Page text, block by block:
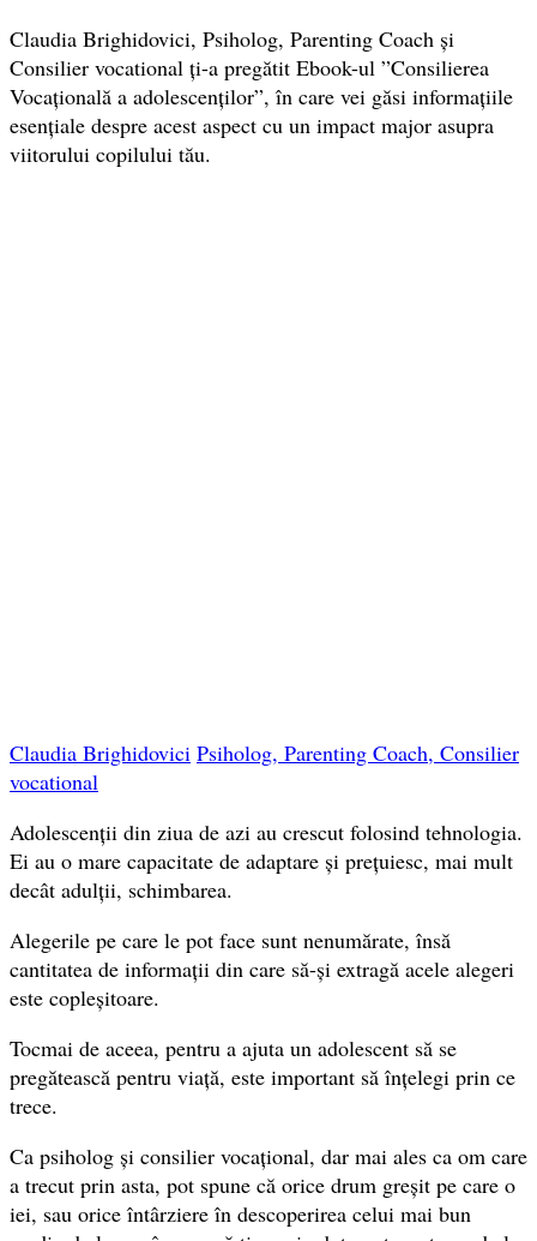
Claudia Brighidovici, Psiholog, Parenting Coach și
Consilier vocational ți-a pregătit Ebook-ul ”Consilierea
Vocațională a adolescenților”, în care vei găsi informațiile
esențiale despre acest aspect cu un impact major asupra
viitorului copilului tău.
Claudia Brighidovici Psiholog, Parenting Coach, Consilier
vocational
Adolescenții din ziua de azi au crescut folosind tehnologia.
Ei au o mare capacitate de adaptare și prețuiesc, mai mult
decât adulții, schimbarea.
Alegerile pe care le pot face sunt nenumărate, însă
cantitatea de informații din care să-și extragă acele alegeri
este copleșitoare.
Tocmai de aceea, pentru a ajuta un adolescent să se
pregătească pentru viață, este important să înțelegi prin ce
trece.
Ca psiholog și consilier vocațional, dar mai ales ca om care
a trecut prin asta, pot spune că orice drum greșit pe care o
iei, sau orice întârziere în descoperirea celui mai bun